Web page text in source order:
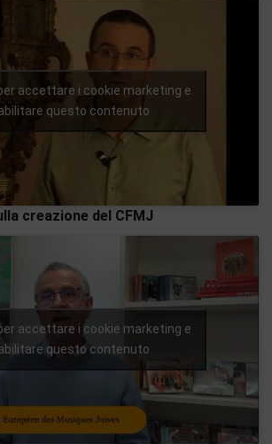
accettare i cookie marketing e
questo contenuto
creazione del CFMJ
accettare i cookie marketing e
questo contenuto